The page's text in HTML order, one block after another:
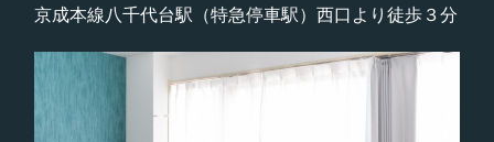
京成本線八千代台駅（特急停車駅）西口より徒歩３分